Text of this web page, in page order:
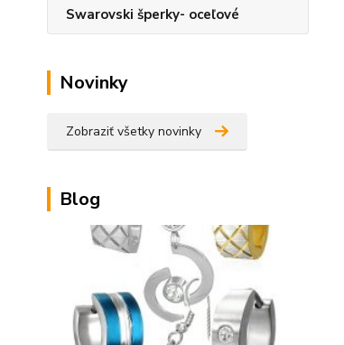
Swarovski šperky- oceľové
Novinky
Zobraziť všetky novinky
Blog